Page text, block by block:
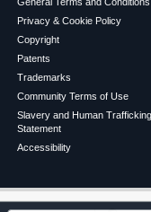
Privacy & Cookie Policy
Copyright
Patents
Trademarks
Community Terms of Use
Slavery and Human Trafficking
Statement
Accessibility